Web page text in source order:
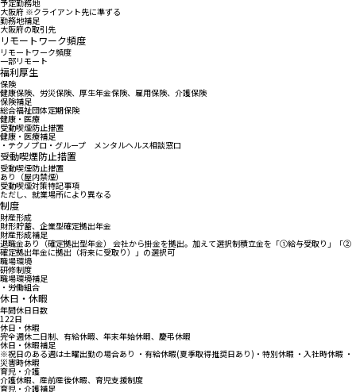
予定勤務地
大阪府 ※クライアント先に準ずる
勤務地補足
大阪府の取引先
リモートワーク頻度
リモートワーク頻度
一部リモート
福利厚生
保険
健康保険、労災保険、厚生年金保険、雇用保険、介護保険
保険補足
総合福祉団体定期保険
健康・医療
受動喫煙防止措置
健康・医療補足
・テクノプロ・グループ メンタルヘルス相談窓口
受動喫煙防止措置
受動喫煙防止措置
あり（屋内禁煙）
受動喫煙対策特記事項
ただし、就業場所により異なる
制度
財産形成
財形貯蓄、企業型確定拠出年金
財産形成補足
退職金あり（確定拠出型年金） 会社から掛金を拠出。加えて選択制積立金を「①給与受取り」「②
確定拠出年金に拠出（将来に受取り）」の選択可
職場環境
研修制度
職場環境補足
・労働組合
休日・休暇
年間休日日数
122日
休日・休暇
完全週休二日制、有給休暇、年末年始休暇、慶弔休暇
休日・休暇補足
※祝日のある週は土曜出勤の場合あり ・有給休暇(夏季取得推奨日あり)・特別休暇 ・入社時休暇 ・
災害時休暇
育児・介護
介護休暇、産前産後休暇、育児支援制度
育児・介護補足